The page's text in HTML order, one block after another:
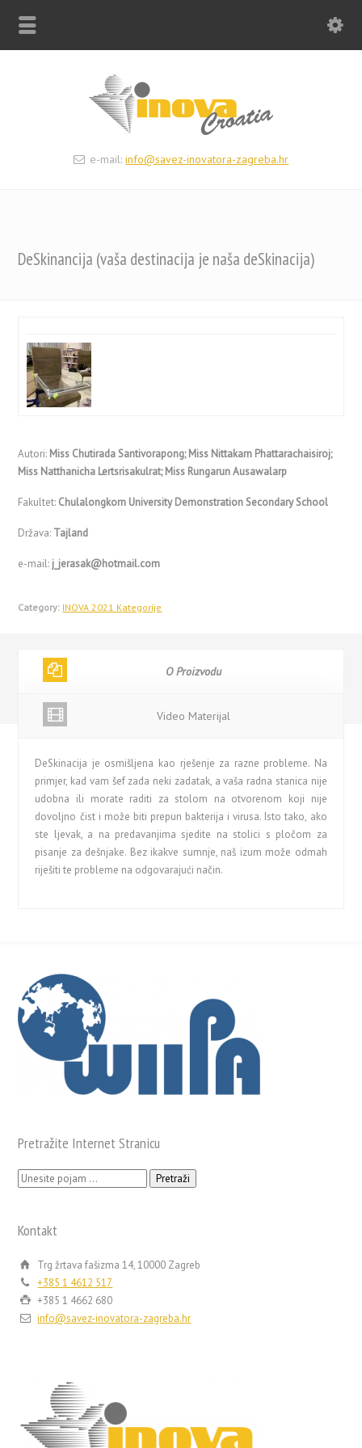
e-mail:info@savez-inovatora-zagreba.hr
DeSkinancija (vaša destinacija je naša deSkinacija)
Autori: Miss Chutirada Santivorapong; Miss Nittakarn Phattarachaisiroj;
Miss Natthanicha Lertsrisakulrat; Miss Rungarun Ausawalarp
Fakultet: Chulalongkorn University Demonstration Secondary School
Država: Tajland
e-mail: j_jerasak@hotmail.com
Category: INOVA 2021 Kategorije
O Proizvodu
Video Materijal
DeSkinacija je osmišljena kao rješenje za razne probleme. Na
primjer, kad vam šef zada neki zadatak, a vaša radna stanica nije
udobna ili morate raditi za stolom na otvorenom koji nije
dovoljno čist i može biti prepun bakterija i virusa. Isto tako, ako
ste ljevak, a na predavanjima sjedite na stolici s pločom za
pisanje za dešnjake. Bez ikakve sumnje, naš izum može odmah
riješiti te probleme na odgovarajući način.
Pretražite Internet Stranicu
Pretraži:
Kontakt
Trg žrtava fašizma 14, 10000 Zagreb
+385 1 4612 517
+385 1 4662 680
info@savez-inovatora-zagreba.hr